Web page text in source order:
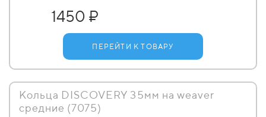
1450 ₽
ПЕРЕЙТИ К ТОВАРУ
Кольца DISCOVERY 35мм на weaver
средние (7075)